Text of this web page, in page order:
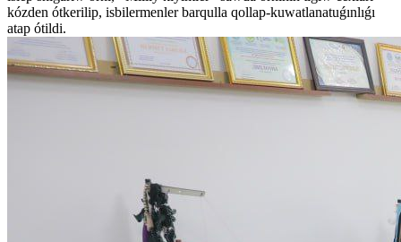
kózden ótkerilip, isbilermenler barqulla qollap-kuwatlanatuǵınlıǵı
atap ótildi.